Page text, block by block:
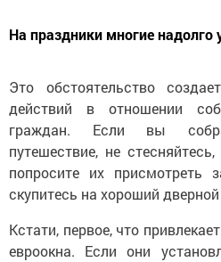
На праздники многие
Это обстоятельство
действий в отношении
граждан. Если вы
путешествие, не
попросите их присмотреть
скупитесь на хороший
Кстати, первое, что
евроокна. Если они